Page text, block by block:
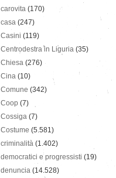
carovita (170)
casa (247)
Casini (119)
Centrodestra in Liguria (35)
Chiesa (276)
Cina (10)
Comune (342)
Coop (7)
Cossiga (7)
Costume (5.581)
criminalità (1.402)
democratici e progressisti (19)
denuncia (14.528)